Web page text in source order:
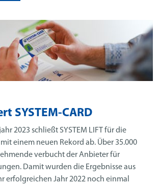
SYSTEM-CARD
2023 schließt SYSTEM LIFT für die
mit einem neuen Rekord ab. Über 35.000
verbucht der Anbieter für
Damit wurden die Ergebnisse aus
erfolgreichen Jahr 2022 noch einmal